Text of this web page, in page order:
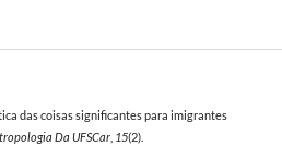
das coisas significantes para imigrantes
Da UFSCar, 15(2).